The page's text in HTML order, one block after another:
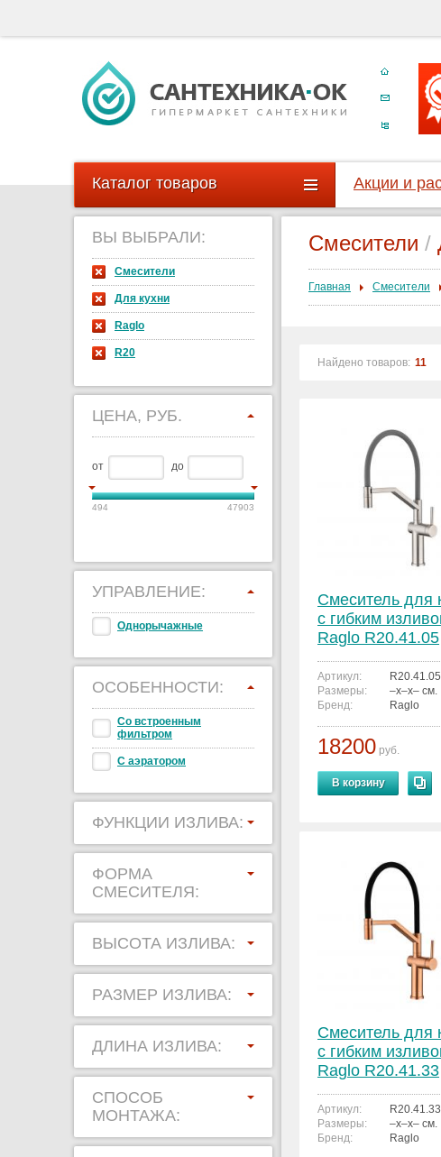
Каталог товаров Акции и
ВЫ ВЫБРАЛИ:
Смесители
Для кухни
Raglo
R20
ЦЕНА, РУБ.
от до
494 47903
УПРАВЛЕНИЕ:
Однорычажные
ОСОБЕННОСТИ:
Со встроенным
фильтром
С аэратором
ФУНКЦИИ ИЗЛИВА:
ФОРМА
СМЕСИТЕЛЯ:
ВЫСОТА ИЗЛИВА:
РАЗМЕР ИЗЛИВА:
ДЛИНА ИЗЛИВА:
СПОСОБ
МОНТАЖА:
Смесители /
Главная Смесители
Найдено товаров: 11
Смеситель для
с гибким
Raglo R20.41.05
Артикул:
R20.41.05
Размеры:
–x–x– см.
Бренд:
Raglo
18200 руб.
В корзину
Смеситель для
с гибким
Raglo R20.41.33
Артикул:
R20.41.33
Размеры:
–x–x– см.
Бренд:
Raglo